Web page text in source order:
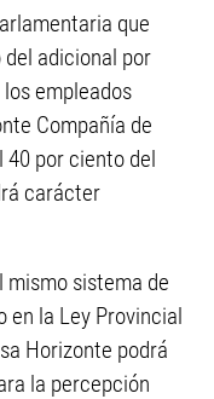
que
adicional por
empleados
Compañía de
40 por ciento del
carácter
mismo sistema de
en la Ley Provincial
Horizonte podrá
la percepción